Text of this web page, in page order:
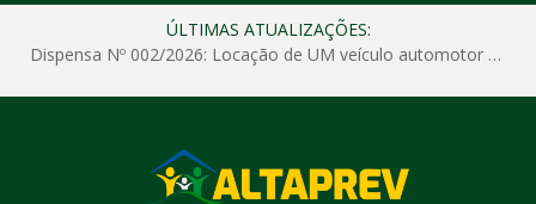
ÚLTIMAS ATUALIZAÇÕES:
Dispensa Nº 002/2026: Locação de UM veículo automotor sem motorista, tipo passeio, com seguro total e quilometragem livre, para atender as demandas operacionais e administrativas do Instituto de Previdência Social dos Servidores Públicos do Município de Altamira – PA – ALTAPREV.